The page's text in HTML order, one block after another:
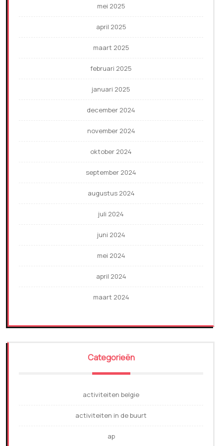
mei 2025
april 2025
maart 2025
februari 2025
januari 2025
december 2024
november 2024
oktober 2024
september 2024
augustus 2024
juli 2024
juni 2024
mei 2024
april 2024
maart 2024
Categorieën
activiteiten belgie
activiteiten in de buurt
ap